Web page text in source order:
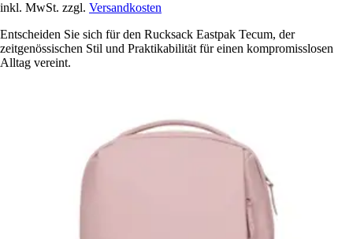
inkl. MwSt. zzgl. Versandkosten
Entscheiden Sie sich für den Rucksack Eastpak Tecum, der
zeitgenössischen Stil und Praktikabilität für einen kompromisslosen
Alltag vereint.